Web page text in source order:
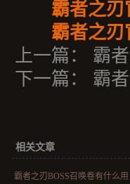
霸者之刃
霸者之刃
上一篇：
霸
下一篇：
霸
相关文章
霸者之刃BOSS召唤卷有什么